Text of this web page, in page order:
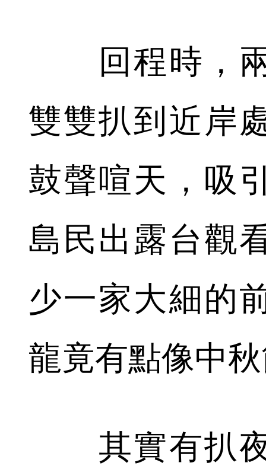
回程時，兩
雙雙扒到近岸
鼓聲喧天，吸
島民出露台觀
少一家大細的
龍竟有點像中
其實有扒夜